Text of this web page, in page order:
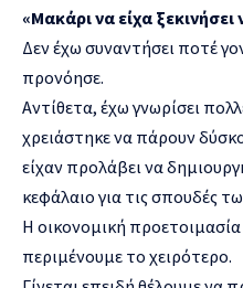
«Μακάρι να είχα ξεκινήσει
Δεν έχω συναντήσει ποτέ
προνόησε.
Αντίθετα, έχω γνωρίσει
χρειάστηκε να πάρουν
είχαν προλάβει να
κεφάλαιο για τις σπουδές
Η οικονομική προετοιμασία
περιμένουμε το χειρότερο.